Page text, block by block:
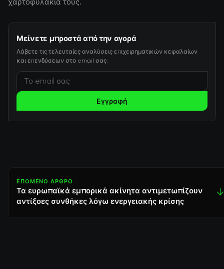
χαρτοφυλάκιά τους.
Μείνετε μπροστά από την αγορά
Λάβετε τις τελευταίες αναλύσεις επιχειρηματικών κεφαλαίων
και επενδύσεων στο email σας.
Εγγραφή
ΕΠΌΜΕΝΟ ΆΡΘΡΟ
Τα ευρωπαϊκά εμπορικά ακίνητα αντιμετωπίζουν
αντίξοες συνθήκες λόγω ενεργειακής κρίσης
↓